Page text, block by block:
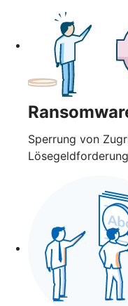
Sperrung von
Lösegeldforderung